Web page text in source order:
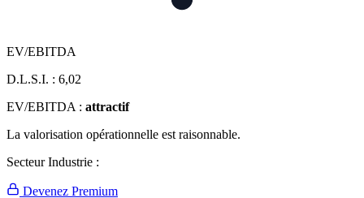
EV/EBITDA
D.L.S.I. : 6,02
EV/EBITDA : attractif
La valorisation opérationnelle est raisonnable.
Secteur Industrie :
Devenez Premium